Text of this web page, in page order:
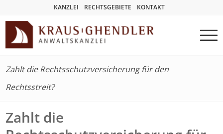
KANZLEI RECHTSGEBIETE KONTAKT
Zahlt die Rechtsschutzversicherung für den
Rechtsstreit?
Zahlt die